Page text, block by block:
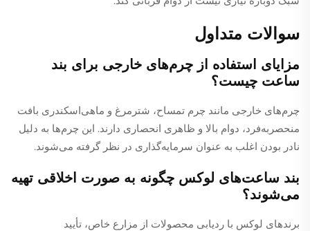
سوالات متداول
مزایای استفاده از چرم‌های خارجی برای بند
ساعت چیست؟
چرم‌های خارجی مانند چرم تمساح، شترمرغ و ماهی‌اسکندری بافت
منحصربه‌فرد، دوام بالا و ظاهری انحصاری دارند. این چرم‌ها به دلیل
نادر بودن اغلب به عنوان سرمایه‌گذاری در نظر گرفته می‌شوند.
بند ساعت‌های لوکس چگونه به صورت اخلاقی تهیه
می‌شوند؟
برندهای لوکس با ردیابی محصولات از مزارع خاص، تأیید